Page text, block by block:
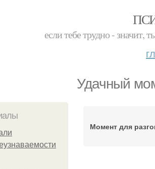
если тебе трудно - значит,
Удачный
Момент для